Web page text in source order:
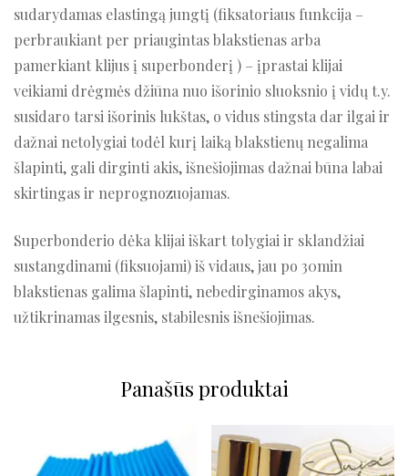
sudarydamas elastingą jungtį (fiksatoriaus funkcija –
perbraukiant per priaugintas blakstienas arba
pamerkiant klijus į superbonderį ) – įprastai klijai
veikiami drėgmės džiūna nuo išorinio sluoksnio į vidų t.y.
susidaro tarsi išorinis lukštas, o vidus stingsta dar ilgai ir
dažnai netolygiai todėl kurį laiką blakstienų negalima
šlapinti, gali dirginti akis, išnešiojimas dažnai būna labai
skirtingas ir neprognozuojamas.
Superbonderio dėka klijai iškart tolygiai ir sklandžiai
sustangdinami (fiksuojami) iš vidaus, jau po 30min
blakstienas galima šlapinti, nebedirginamos akys,
užtikrinamas ilgesnis, stabilesnis išnešiojimas.
Panašūs produktai